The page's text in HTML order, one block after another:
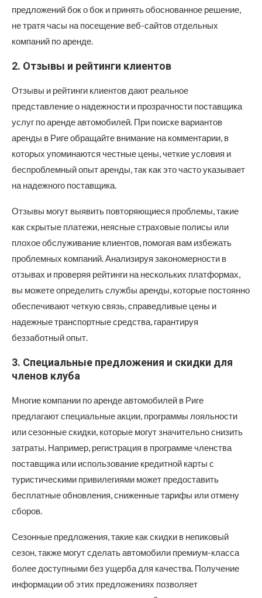
предложений бок о бок и принять обоснованное решение,
не тратя часы на посещение веб-сайтов отдельных
компаний по аренде.
2. Отзывы и рейтинги клиентов
Отзывы и рейтинги клиентов дают реальное
представление о надежности и прозрачности поставщика
услуг по аренде автомобилей. При поиске вариантов
аренды в Риге обращайте внимание на комментарии, в
которых упоминаются честные цены, четкие условия и
беспроблемный опыт аренды, так как это часто указывает
на надежного поставщика.
Отзывы могут выявить повторяющиеся проблемы, такие
как скрытые платежи, неясные страховые полисы или
плохое обслуживание клиентов, помогая вам избежать
проблемных компаний. Анализируя закономерности в
отзывах и проверяя рейтинги на нескольких платформах,
вы можете определить службы аренды, которые постоянно
обеспечивают четкую связь, справедливые цены и
надежные транспортные средства, гарантируя
беззаботный опыт.
3. Специальные предложения и скидки для
членов клуба
Многие компании по аренде автомобилей в Риге
предлагают специальные акции, программы лояльности
или сезонные скидки, которые могут значительно снизить
затраты. Например, регистрация в программе членства
поставщика или использование кредитной карты с
туристическими привилегиями может предоставить
бесплатные обновления, сниженные тарифы или отмену
сборов.
Сезонные предложения, такие как скидки в непиковый
сезон, также могут сделать автомобили премиум-класса
более доступными без ущерба для качества. Получение
информации об этих предложениях позволяет